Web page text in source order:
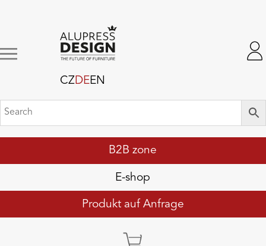
B2B zone
E-shop
Produkt auf Anfrage
CZDEEN